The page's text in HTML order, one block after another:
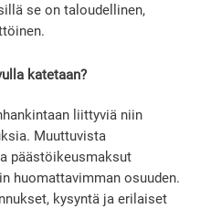
se on taloudellinen,
katetaan?
liittyviä niin
Muuttuvista
päästöikeusmaksut
huomattavimman osuuden.
kysyntä ja erilaiset